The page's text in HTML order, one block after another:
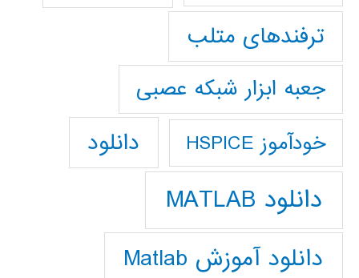
ترفندهای متلب
جعبه ابزار شبکه عصبی
خودآموز HSPICE دانلود
دانلود MATLAB
دانلود آموزش Matlab